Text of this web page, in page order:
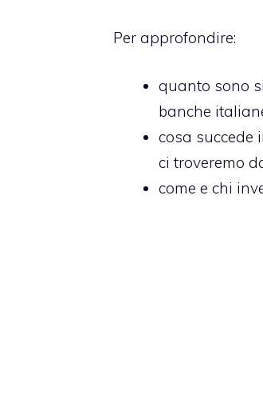
Per approfondire:
quanto sono
banche
cosa succede
ci troveremo
come e chi